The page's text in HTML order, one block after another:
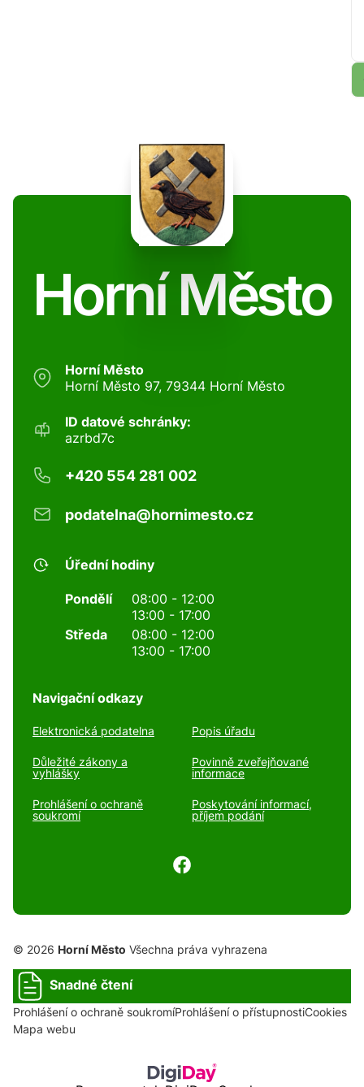
Horní Město
Horní Město
Horní Město 97, 79344 Horní Město
ID datové schránky:
azrbd7c
+420 554 281 002
podatelna@hornimesto.cz
Úřední hodiny
Pondělí
08:00 - 12:00
13:00 - 17:00
Středa
08:00 - 12:00
13:00 - 17:00
Navigační odkazy
Elektronická podatelna Popis úřadu
Důležité zákony a
vyhlášky
Povinně zveřejňované
informace
Prohlášení o ochraně
soukromí
Poskytování informací,
příjem podání
© 2026 Horní Město Všechna práva vyhrazena
Snadné čtení
Prohlášení o ochraně soukromíProhlášení o přístupnostiCookies
Mapa webu